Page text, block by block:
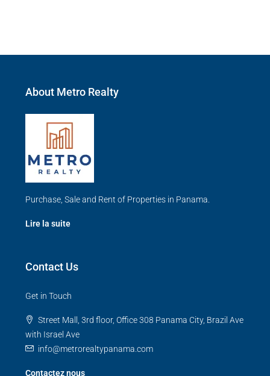
About Metro Realty
Purchase, Sale and Rent of Properties in Panama.
Lire la suite
Contact Us
Get in Touch
Street Mall, 3rd floor, Office 308 Panama City, Brazil Ave
with Israel Ave
info@metrorealtypanama.com
Contactez nous